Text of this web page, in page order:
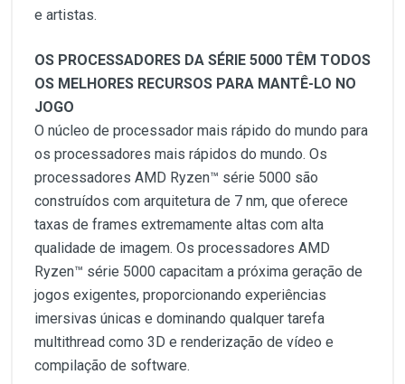
e artistas.
OS PROCESSADORES DA SÉRIE 5000 TÊM TODOS
OS MELHORES RECURSOS PARA MANTÊ-LO NO
JOGO
O núcleo de processador mais rápido do mundo para
os processadores mais rápidos do mundo. Os
processadores AMD Ryzen™ série 5000 são
construídos com arquitetura de 7 nm, que oferece
taxas de frames extremamente altas com alta
qualidade de imagem. Os processadores AMD
Ryzen™ série 5000 capacitam a próxima geração de
jogos exigentes, proporcionando experiências
imersivas únicas e dominando qualquer tarefa
multithread como 3D e renderização de vídeo e
compilação de software.